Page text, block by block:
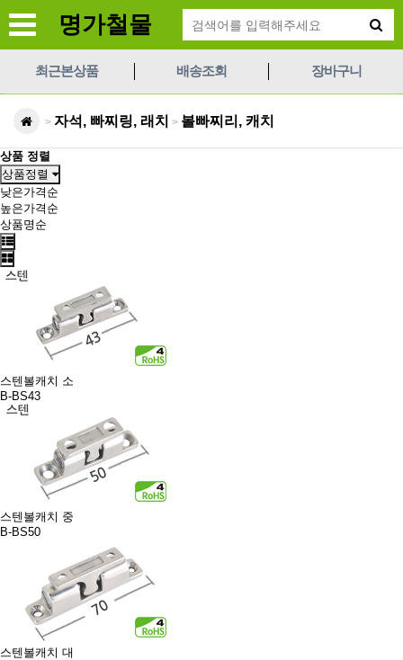
명가철물
최근본상품 배송조회 장바구니
> 자석, 빠찌링, 래치 > 볼빠찌리, 캐치
상품 정렬
상품정렬
낮은가격순
높은가격순
상품명순
스텐볼캐치 소
B-BS43
스텐볼캐치 중
B-BS50
스텐볼캐치 대